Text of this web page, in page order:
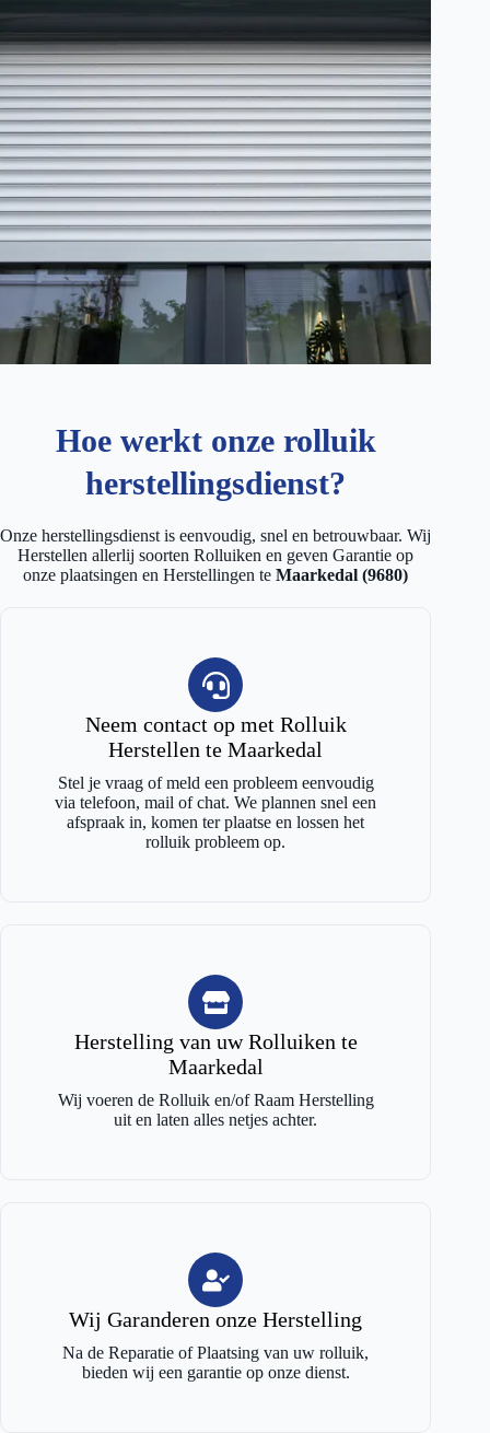
Hoe werkt onze rolluik
herstellingsdienst?
Onze herstellingsdienst is eenvoudig, snel en betrouwbaar. Wij
Herstellen allerlij soorten Rolluiken en geven Garantie op
onze plaatsingen en Herstellingen teMaarkedal (9680)
Neem contact op met Rolluik
Herstellen te Maarkedal
Stel je vraag of meld een probleem eenvoudig
via telefoon, mail of chat. We plannen snel een
afspraak in, komen ter plaatse en lossen het
rolluik probleem op.
Herstelling van uw Rolluiken te
Maarkedal
Wij voeren de Rolluik en/of Raam Herstelling
uit en laten alles netjes achter.
Wij Garanderen onze Herstelling
Na de Reparatie of Plaatsing van uw rolluik,
bieden wij een garantie op onze dienst.